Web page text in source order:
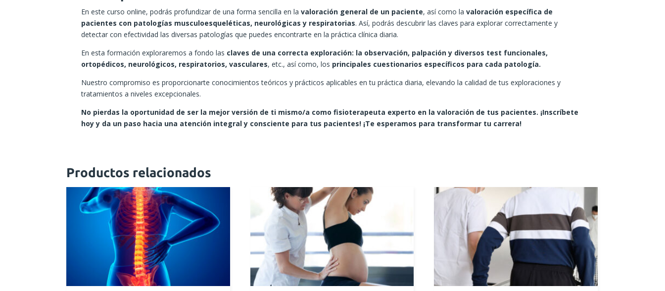
En este curso online, podrás profundizar de una forma sencilla en la valoración general de un paciente, así como la valoración específica de
pacientes con patologías musculoesqueléticas, neurológicas y respiratorias. Así, podrás descubrir las claves para explorar correctamente y
detectar con efectividad las diversas patologías que puedes encontrarte en la práctica clínica diaria.
En esta formación exploraremos a fondo las claves de una correcta exploración: la observación, palpación y diversos test funcionales,
ortopédicos, neurológicos, respiratorios, vasculares, etc., así como, los principales cuestionarios específicos para cada patología.
Nuestro compromiso es proporcionarte conocimientos teóricos y prácticos aplicables en tu práctica diaria, elevando la calidad de tus exploraciones y
tratamientos a niveles excepcionales.
No pierdas la oportunidad de ser la mejor versión de ti mismo/a como fisioterapeuta experto en la valoración de tus pacientes. ¡Inscríbete
hoy y da un paso hacia una atención integral y consciente para tus pacientes! ¡Te esperamos para transformar tu carrera!
Productos relacionados